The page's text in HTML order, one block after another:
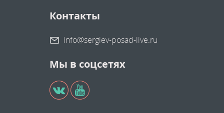
Контакты
info@sergiev-posad-live.ru
Мы в соцсетях